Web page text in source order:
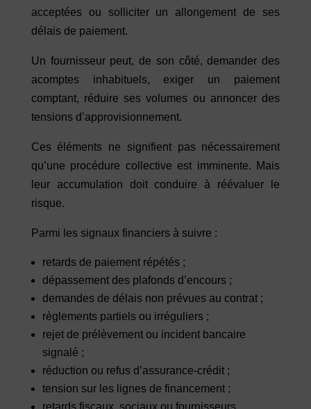
acceptées ou solliciter un allongement de ses
délais de paiement.
Un fournisseur peut, de son côté, demander des
acomptes inhabituels, exiger un paiement
comptant, réduire ses volumes ou annoncer des
tensions d’approvisionnement.
Ces éléments ne signifient pas nécessairement
qu’une procédure collective est imminente. Mais
leur accumulation doit conduire à réévaluer le
risque.
Parmi les signaux financiers à suivre :
retards de paiement répétés ;
dépassement des plafonds d’encours ;
demandes de délais non prévues au contrat ;
règlements partiels ou irréguliers ;
rejet de prélèvement ou incident bancaire
signalé ;
réduction ou refus d’assurance-crédit ;
tension sur les lignes de financement ;
retards fiscaux, sociaux ou fournisseurs